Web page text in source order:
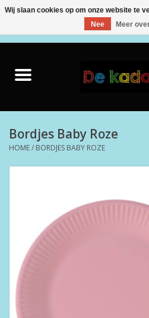
Back to School
Boeken
Bordjes Baby Roze
HOME/ BORDJES BABY ROZE
Wij slaan cookies op om onze website te
Nee
Meer